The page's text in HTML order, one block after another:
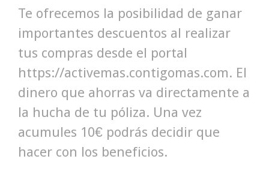
Te ofrecemos la posibilidad de ganar
importantes descuentos al realizar
tus compras desde el portal
https://activemas.contigomas.com. El
dinero que ahorras va directamente a
la hucha de tu póliza. Una vez
acumules 10€ podrás decidir que
hacer con los beneficios.